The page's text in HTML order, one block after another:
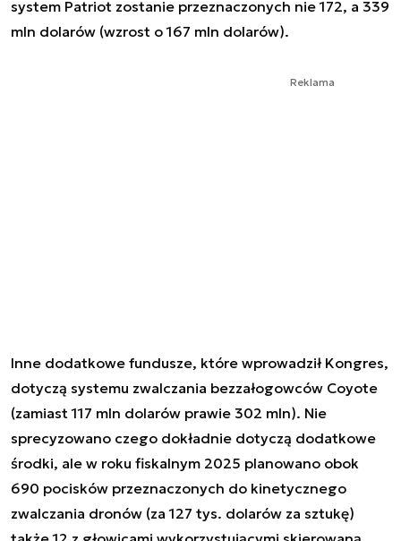
system Patriot zostanie przeznaczonych nie 172, a 339
mln dolarów (wzrost o 167 mln dolarów).
Reklama
Inne dodatkowe fundusze, które wprowadził Kongres,
dotyczą systemu zwalczania bezzałogowców Coyote
(zamiast 117 mln dolarów prawie 302 mln). Nie
sprecyzowano czego dokładnie dotyczą dodatkowe
środki, ale w roku fiskalnym 2025 planowano obok
690 pocisków przeznaczonych do kinetycznego
zwalczania dronów (za 127 tys. dolarów za sztukę)